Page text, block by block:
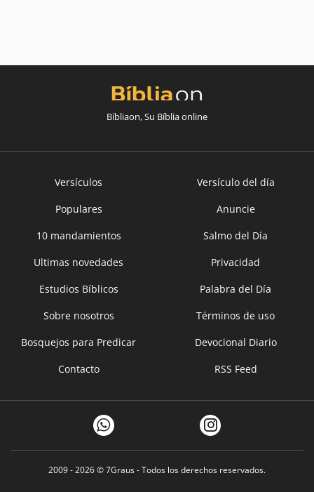
Bíbliaon, Su Bíblia online
Versículos
Versículo del día
Populares
Anuncie
10 mandamientos
Salmo del Día
Ultimas novedades
Privacidad
Estudios Bíblicos
Palabra del Día
Sobre nosotros
Términos de uso
Bosquejos para Predicar
Devocional Diario
Contacto
RSS Feed
2009 - 2026 ©7Graus- Todos los derechos reservados.